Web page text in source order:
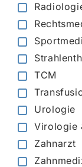
TCM
Urologie
Virologie
Zahnarzt